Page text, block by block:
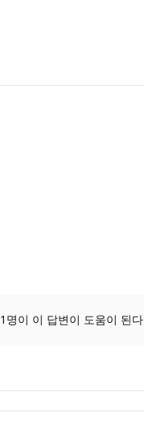
1명이 이 답변이 도움이 된